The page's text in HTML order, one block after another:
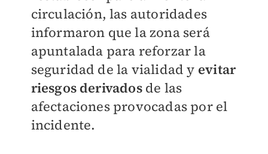
circulación, las autoridades
informaron que la zona será
apuntalada para reforzar la
seguridad de la vialidad y evitar
riesgos derivadosde las
afectaciones provocadas por el
incidente.